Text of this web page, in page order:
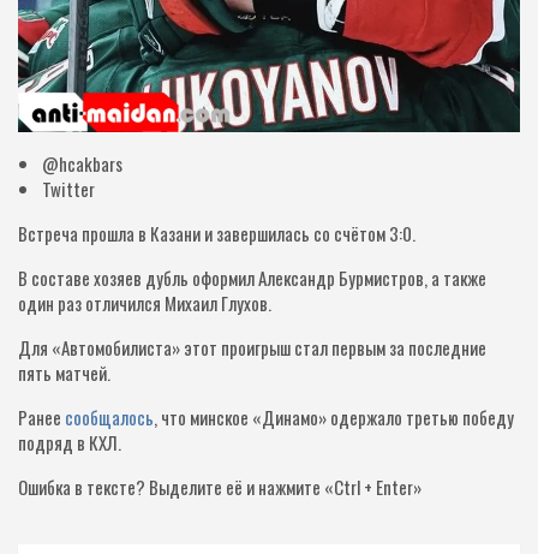
@hcakbars
Twitter
Встреча прошла в Казани и завершилась со счётом 3:0.
В составе хозяев дубль оформил Александр Бурмистров, а также
один раз отличился Михаил Глухов.
Для «Автомобилиста» этот проигрыш стал первым за последние
пять матчей.
Ранее сообщалось, что минское «Динамо» одержало третью победу
подряд в КХЛ.
Ошибка в тексте? Выделите её и нажмите «Ctrl + Enter»